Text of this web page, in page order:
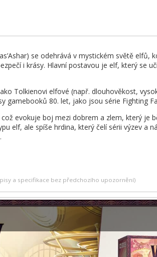
se odehrává v mystickém světě elfů,
i krásy. Hlavní postavou je elf, který se
Tolkienovi elfové (např. dlouhověkost,
gamebooků 80. let, jako jsou série Fighting
evokuje boj mezi dobrem a zlem, který je
elf, ale spíše hrdina, který čelí sérii výzev a
a specifikace bez předchozího upozornění)